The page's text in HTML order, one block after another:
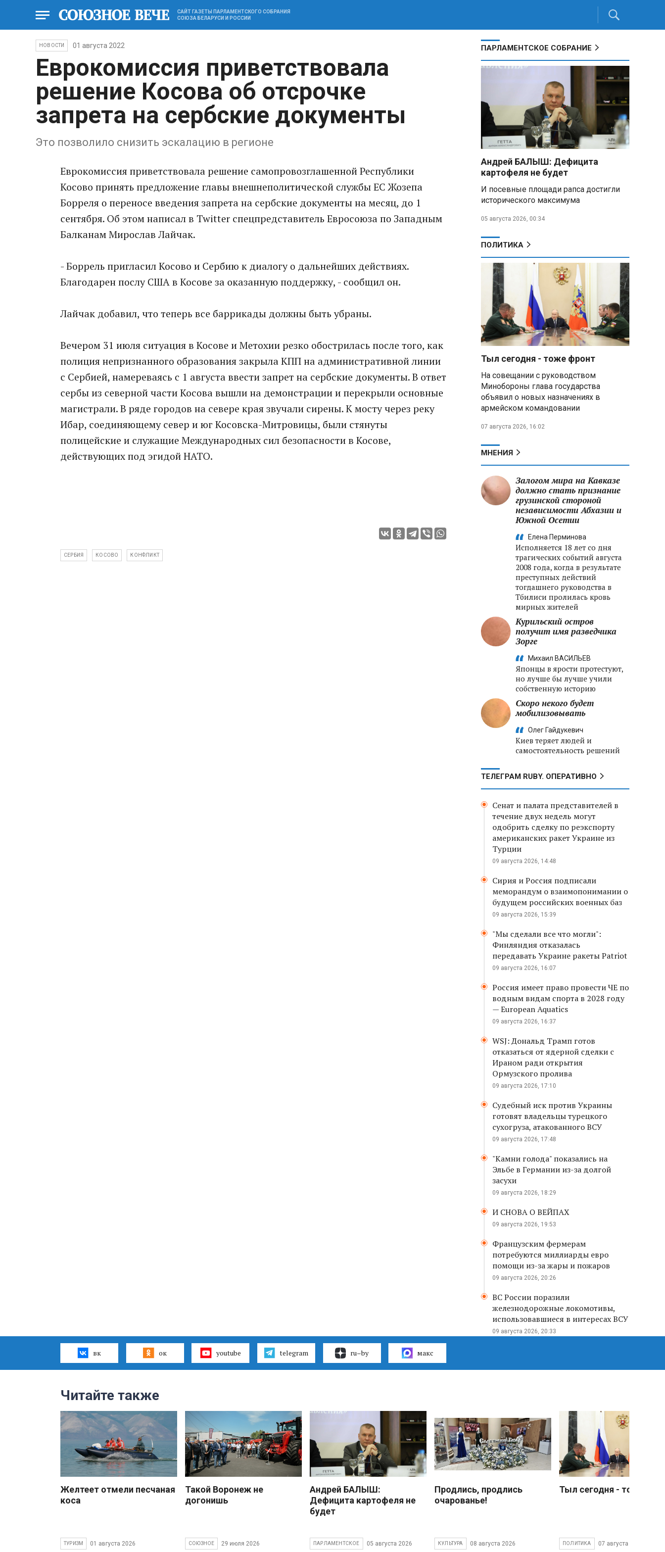
САЙТ ГАЗЕТЫ ПАРЛАМЕНТСКОГО СОБРАНИЯ
СОЮЗА БЕЛАРУСИ И РОССИИ
НОВОСТИ 01 августа 2022
Еврокомиссия приветствовала
решение Косова об отсрочке
запрета на сербские документы
Это позволило снизить эскалацию в регионе
Еврокомиссия приветствовала решение самопровозглашенной Республики
Косово принять предложение главы внешнеполитической службы ЕС Жозепа
Борреля о переносе введения запрета на сербские документы на месяц, до 1
сентября. Об этом написал в Twitter спецпредставитель Евросоюза по Западным
Балканам Мирослав Лайчак.
- Боррель пригласил Косово и Сербию к диалогу о дальнейших действиях.
Благодарен послу США в Косове за оказанную поддержку, - сообщил он.
Лайчак добавил, что теперь все баррикады должны быть убраны.
Вечером 31 июля ситуация в Косове и Метохии резко обострилась после того, как
полиция непризнанного образования закрыла КПП на административной линии
с Сербией, намереваясь с 1 августа ввести запрет на сербские документы. В ответ
сербы из северной части Косова вышли на демонстрации и перекрыли основные
магистрали. В ряде городов на севере края звучали сирены. К мосту через реку
Ибар, соединяющему север и юг Косовска-Митровицы, были стянуты
полицейские и служащие Международных сил безопасности в Косове,
действующих под эгидой НАТО.
СЕРБИЯ КОСОВО КОНФЛИКТ
ПАРЛАМЕНТСКОЕ СОБРАНИЕ
Андрей БАЛЫШ: Дефицита
картофеля не будет
И посевные площади рапса достигли
исторического максимума
05 августа 2026, 00:34
ПОЛИТИКА
Тыл сегодня - тоже фронт
На совещании с руководством
Минобороны глава государства
объявил о новых назначениях в
армейском командовании
07 августа 2026, 16:02
МНЕНИЯ
Залогом мира на Кавказе
должно стать признание
грузинской стороной
независимости Абхазии и
Южной Осетии
Елена Перминова
Исполняется 18 лет со дня
трагических событий августа
2008 года, когда в результате
преступных действий
тогдашнего руководства в
Тбилиси пролилась кровь
мирных жителей
Курильский остров
получит имя разведчика
Зорге
Михаил ВАСИЛЬЕВ
Японцы в ярости протестуют,
но лучше бы лучше учили
собственную историю
Скоро некого будет
мобилизовывать
Олег Гайдукевич
Киев теряет людей и
самостоятельность решений
ТЕЛЕГРАМ RUBY. ОПЕРАТИВНО
Сенат и палата представителей в
течение двух недель могут
одобрить сделку по реэкспорту
американских ракет Украине из
Турции
09 августа 2026, 14:48
Сирия и Россия подписали
меморандум о взаимопонимании о
будущем российских военных баз
09 августа 2026, 15:39
"Мы сделали все что могли":
Финляндия отказалась
передавать Украине ракеты Patriot
09 августа 2026, 16:07
Россия имеет право провести ЧЕ по
водным видам спорта в 2028 году
— European Aquatics
09 августа 2026, 16:37
WSJ: Дональд Трамп готов
отказаться от ядерной сделки с
Ираном ради открытия
Ормузского пролива
09 августа 2026, 17:10
Судебный иск против Украины
готовят владельцы турецкого
сухогруза, атакованного ВСУ
09 августа 2026, 17:48
"Камни голода" показались на
Эльбе в Германии из-за долгой
засухи
09 августа 2026, 18:29
И СНОВА О ВЕЙПАХ
09 августа 2026, 19:53
Французским фермерам
потребуются миллиарды евро
помощи из-за жары и пожаров
09 августа 2026, 20:26
ВС России поразили
железнодорожные локомотивы,
использовавшиеся в интересах ВСУ
09 августа 2026, 20:33
вк ок youtube telegram ru–by макс
Читайте также
Желтеет отмели песчаная
коса
ТУРИЗМ 01 августа 2026
Такой Воронеж не
догонишь
СОЮЗНОЕ 29 июля 2026
Андрей БАЛЫШ:
Дефицита картофеля не
будет
ПАРЛАМЕНТСКОЕ 05 августа 2026
Продлись, продлись
очарованье!
КУЛЬТУРА 08 августа 2026
Тыл сегодня - тоже
ПОЛИТИКА 07 августа 2026